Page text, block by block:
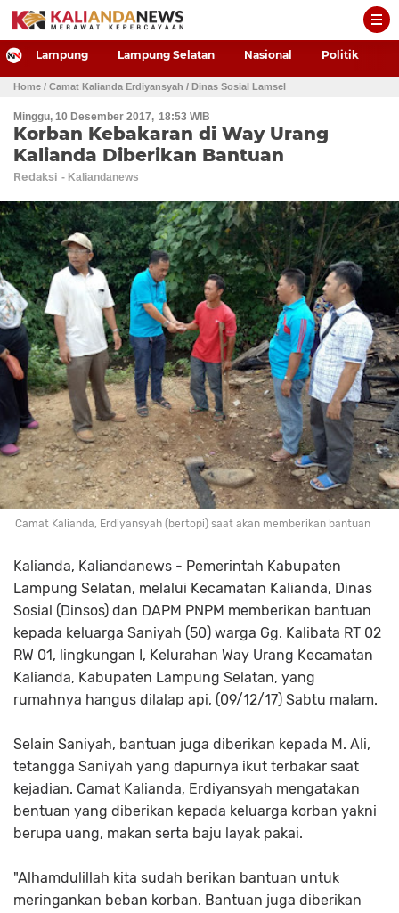
-->
Lampung Lampung Selatan Nasional Politik
Home / Camat Kalianda Erdiyansyah / Dinas Sosial Lamsel
Minggu, 10 Desember 2017 18:53 WIB
Korban Kebakaran di Way Urang
Kalianda Diberikan Bantuan
Redaksi
Camat Kalianda, Erdiyansyah (bertopi) saat akan memberikan bantuan
Kalianda, Kaliandanews - Pemerintah Kabupaten
Lampung Selatan, melalui Kecamatan Kalianda, Dinas
Sosial (Dinsos) dan DAPM PNPM memberikan bantuan
kepada keluarga Saniyah (50) warga Gg. Kalibata RT 02
RW 01, lingkungan I, Kelurahan Way Urang Kecamatan
Kalianda, Kabupaten Lampung Selatan, yang
rumahnya hangus dilalap api, (09/12/17) Sabtu malam.
Selain Saniyah, bantuan juga diberikan kepada M. Ali,
tetangga Saniyah yang dapurnya ikut terbakar saat
kejadian. Camat Kalianda, Erdiyansyah mengatakan
bentuan yang diberikan kepada keluarga korban yakni
berupa uang, makan serta baju layak pakai.
"Alhamdulillah kita sudah berikan bantuan untuk
meringankan beban korban. Bantuan juga diberikan